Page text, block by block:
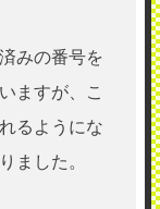
みの番号を
ますが、こ
るようにな
ました。